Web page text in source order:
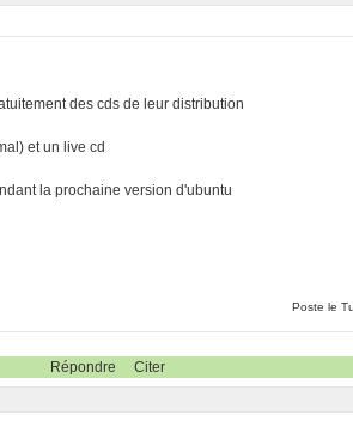
des cds de leur distribution
et un live cd
la prochaine version d'ubuntu
Poste le
Répondre Citer